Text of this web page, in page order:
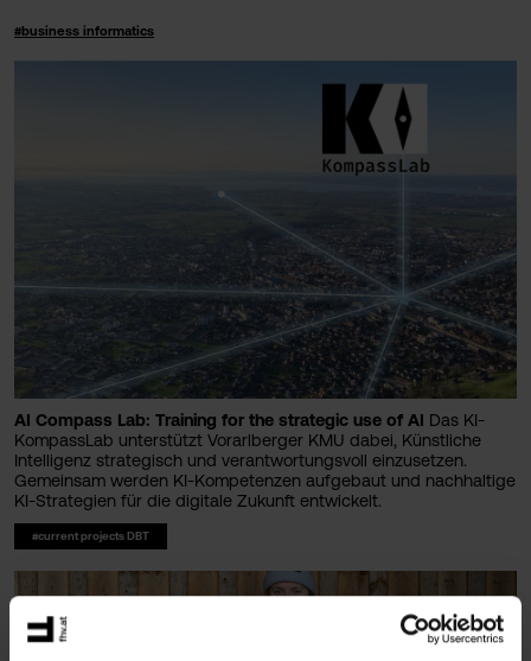
#business informatics
AI Compass Lab: Training for the strategic use of AI Das KI-
KompassLab unterstützt Vorarlberger KMU dabei, Künstliche
Intelligenz strategisch und verantwortungsvoll einzusetzen.
Gemeinsam werden KI-Kompetenzen aufgebaut und nachhaltige
KI-Strategien für die digitale Zukunft entwickelt.
#current projects DBT